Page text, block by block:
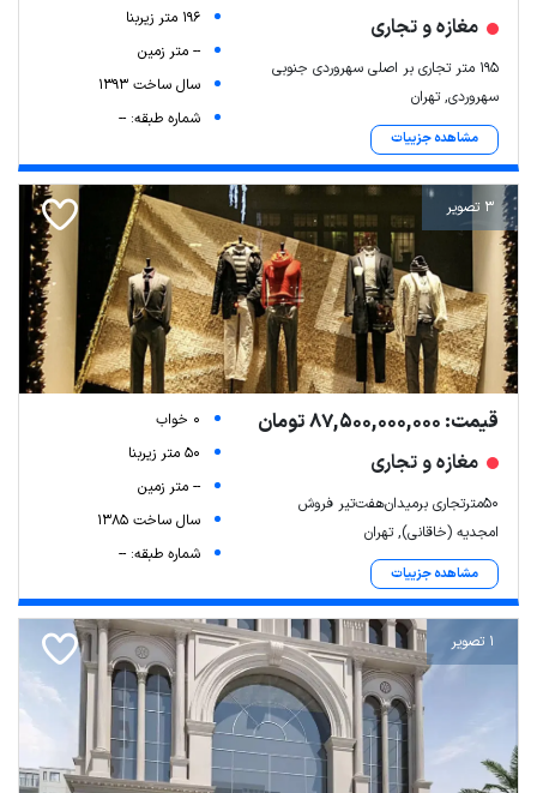
مغازه و تجاری
۱۹۵ متر تجاری بر اصلی سهروردی جنوبی
سهروردی, تهران
مشاهده جزییات
196 متر زیربنا
-- متر زمین
سال ساخت 1393
شماره طبقه: --
3 تصویر
قیمت: 87,500,000,000 تومان
مغازه و تجاری
۵۰مترتجاری برمیدان‌هفت‌تیر فروش
امجدیه (خاقانی), تهران
مشاهده جزییات
0 خواب
50 متر زیربنا
-- متر زمین
سال ساخت 1385
شماره طبقه: --
1 تصویر